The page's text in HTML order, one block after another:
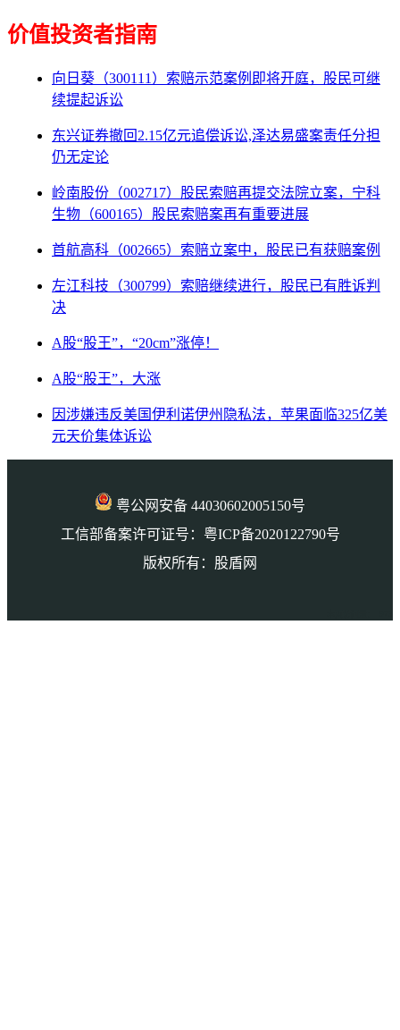
价值投资者指南
向日葵（300111）索赔示范案例即将开庭，股民可继
续提起诉讼
东兴证券撤回2.15亿元追偿诉讼,泽达易盛案责任分担
仍无定论
岭南股份（002717）股民索赔再提交法院立案，宁科
生物（600165）股民索赔案再有重要进展
首航高科（002665）索赔立案中，股民已有获赔案例
左江科技（300799）索赔继续进行，股民已有胜诉判
决
A股“股王”，“20cm”涨停！
A股“股王”，大涨
因涉嫌违反美国伊利诺伊州隐私法，苹果面临325亿美
元天价集体诉讼
粤公网安备 44030602005150号
工信部备案许可证号：粤ICP备2020122790号
版权所有：股盾网